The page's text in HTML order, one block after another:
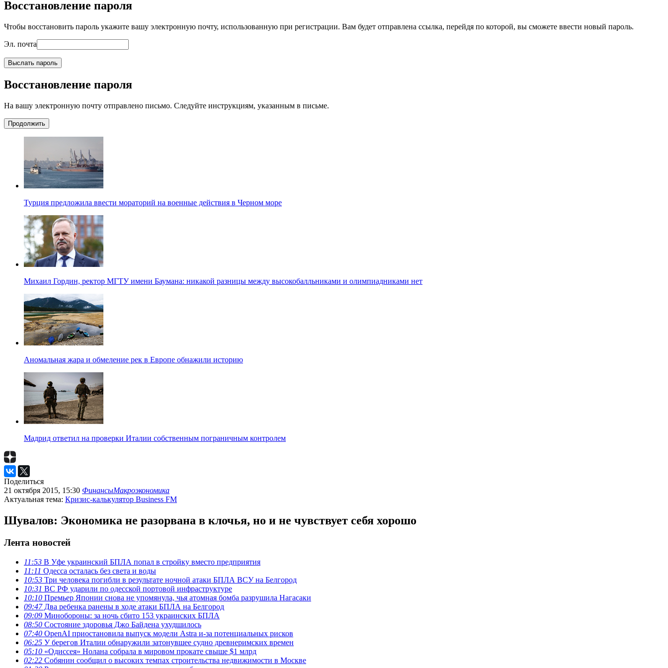
Восстановление пароля
Чтобы восстановить пароль укажите вашу электронную почту, использованную при регистрации. Вам будет отправлена ссылка, перейдя по которой, вы сможете ввести новый пароль.
Эл. почта
Выслать пароль
Восстановление пароля
На вашу электронную почту отправлено письмо. Следуйте инструкциям, указанным в письме.
Продолжить
Турция предложила ввести мораторий на военные действия в Черном море
Михаил Гордин, ректор МГТУ имени Баумана: никакой разницы между высокобалльниками и олимпиадниками нет
Аномальная жара и обмеление рек в Европе обнажили историю
Мадрид ответил на проверки Италии собственным пограничным контролем
Поделиться
21 октября 2015, 15:30 ФинансыМакроэкономика
Актуальная тема: Кризис-калькулятор Business FM
Шувалов: Экономика не разорвана в клочья, но и не чувствует себя хорошо
Лента новостей
11:53 В Уфе украинский БПЛА попал в стройку вместо предприятия
11:11 Одесса осталась без света и воды
10:53 Три человека погибли в результате ночной атаки БПЛА ВСУ на Белгород
10:31 ВС РФ ударили по одесской портовой инфраструктуре
10:10 Премьер Японии снова не упомянула, чья атомная бомба разрушила Нагасаки
09:47Два ребенка ранены в ходе атаки БПЛА на Белгород
09:09 Минобороны: за ночь сбито 153 украинских БПЛА
08:50 Состояние здоровья Джо Байдена ухудшилось
07:40 OpenAI приостановила выпуск модели Astra и-за потенциальных рисков
06:25 У берегов Италии обнаружили затонувшее судно древнеримских времен
05:10 «Одиссея» Нолана собрала в мировом прокате свыше $1 млрд
02:22 Собянин сообщил о высоких темпах строительства недвижимости в Москве